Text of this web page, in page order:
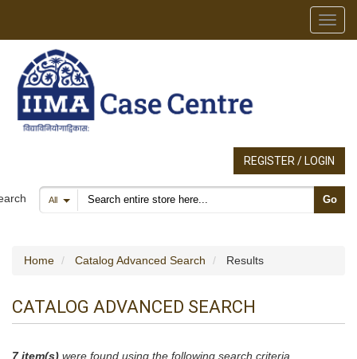
REGISTER / LOGIN
All Search products Go
Home Catalog Advanced Search Results
CATALOG ADVANCED SEARCH
7 item(s) were found using the following search criteria